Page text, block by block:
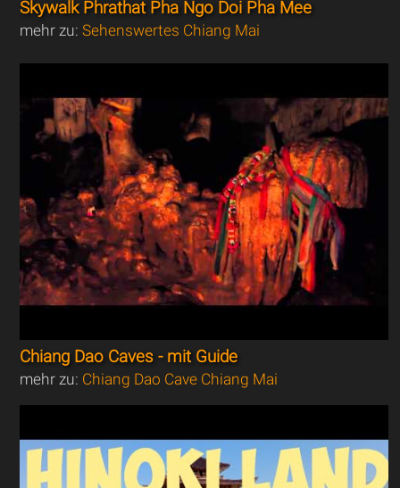
Skywalk Phrathat Pha Ngo Doi Pha Mee
mehr zu:Sehenswertes Chiang Mai
Chiang Dao Caves - mit Guide
mehr zu: Chiang Dao Cave Chiang Mai